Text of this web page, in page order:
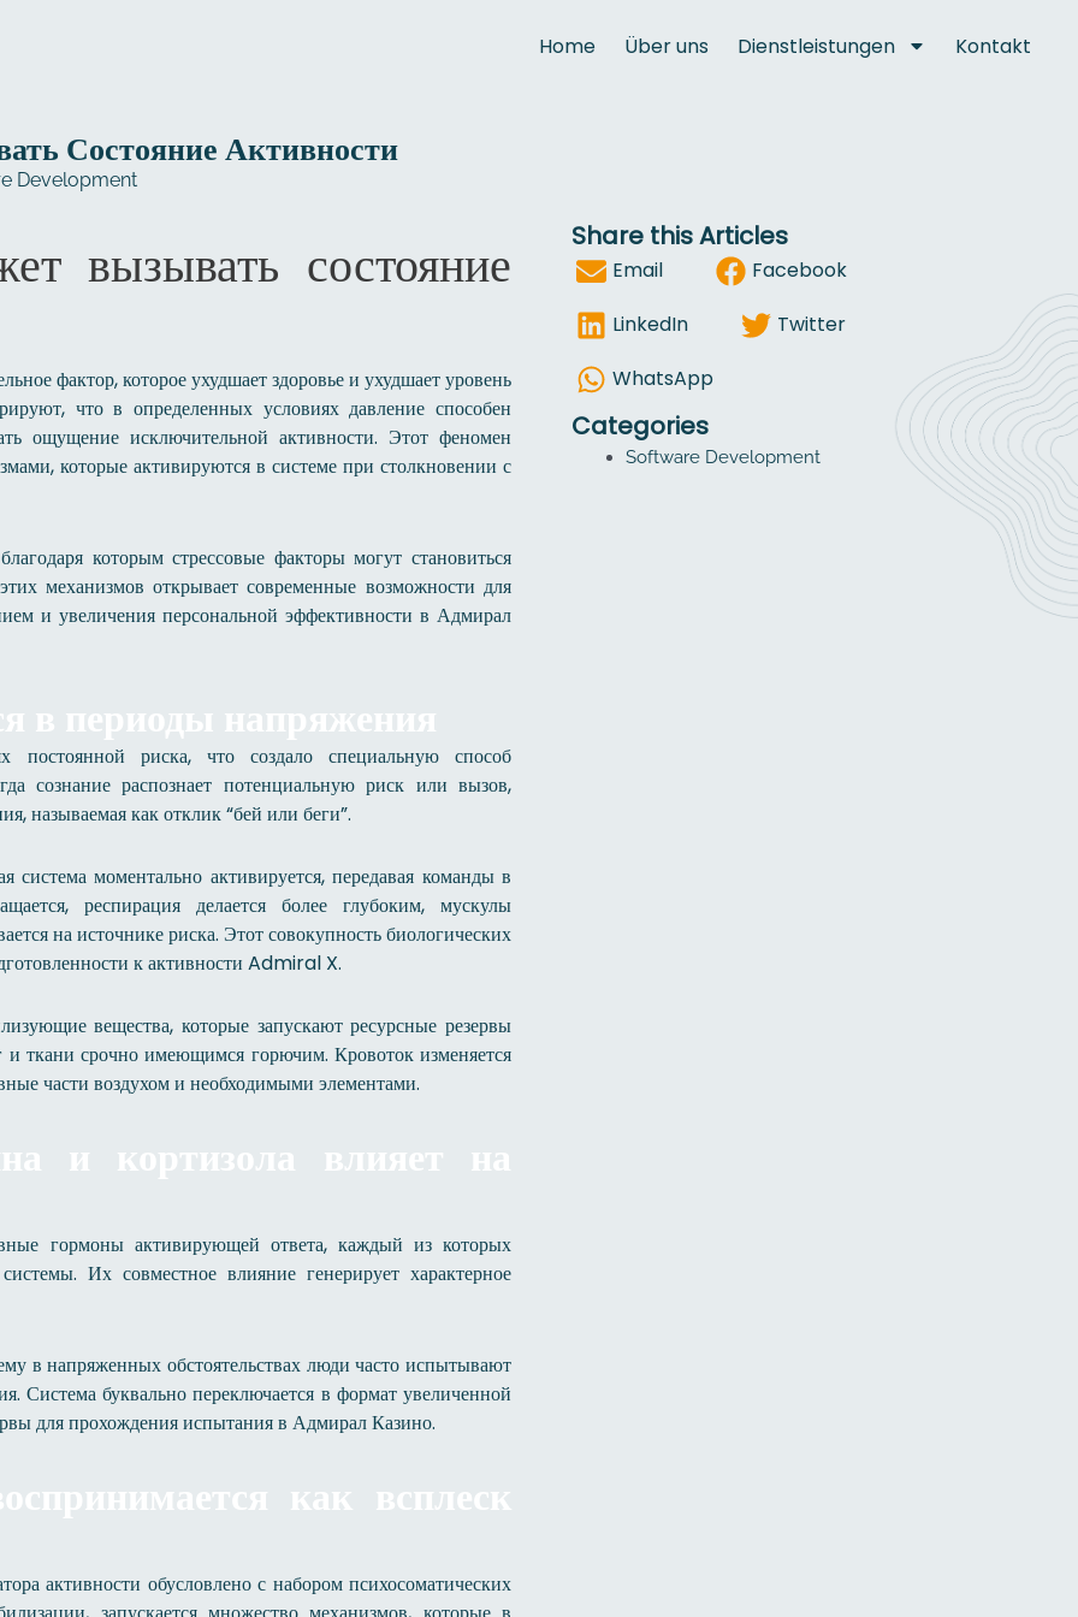
Home Über uns Dienstleistungen Kontakt
Состояние Активности
Development
вызывать состояние
фактор, которое ухудшает здоровье и ухудшает уровень
что в определенных условиях давление способен
ощущение исключительной активности. Этот феномен
которые активируются в системе при столкновении с
которым стрессовые факторы могут становиться
механизмов открывает современные возможности для
и увеличения персональной эффективности в Адмирал
в периоды напряжения
постоянной риска, что создало специальную способ
сознание распознает потенциальную риск или вызов,
называемая как отклик “бей или беги”.
система моментально активируется, передавая команды в
респирация делается более глубоким, мускулы
на источнике риска. Этот совокупность биологических
к активности Admiral X.
вещества, которые запускают ресурсные резервы
и ткани срочно имеющимся горючим. Кровоток изменяется
части воздухом и необходимыми элементами.
и кортизола влияет на
гормоны активирующей ответа, каждый из которых
Их совместное влияние генерирует характерное
в напряженных обстоятельствах люди часто испытывают
Система буквально переключается в формат увеличенной
для прохождения испытания в Адмирал Казино.
как всплеск
активности обусловлено с набором психосоматических
Share this Articles
Email
Facebook
LinkedIn
Twitter
WhatsApp
Categories
Software Development